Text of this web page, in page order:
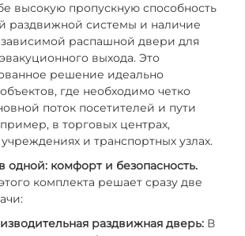
высокую пропускную способность
раздвижной системы и наличие
распашной двери для
выхода. Это
решение идеально
где необходимо четко
поток посетителей и пути
в торговых центрах,
и транспортных узлах.
одной: комфорт и безопасность.
комплекта решает сразу две
раздвижная дверь: В